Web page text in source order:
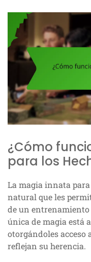
¿Cómo
para los
La magia innata
natural que les
de un entrenamiento
única de magia está
otorgándoles acceso
reflejan su herencia.